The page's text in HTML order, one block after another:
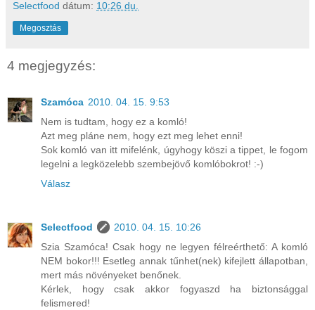
Selectfood dátum: 10:26 du.
Megosztás
4 megjegyzés:
Szamóca 2010. 04. 15. 9:53
Nem is tudtam, hogy ez a komló!
Azt meg pláne nem, hogy ezt meg lehet enni!
Sok komló van itt mifelénk, úgyhogy köszi a tippet, le fogom
legelni a legközelebb szembejövő komlóbokrot! :-)
Válasz
Selectfood
2010. 04. 15. 10:26
Szia Szamóca! Csak hogy ne legyen félreérthető: A komló
NEM bokor!!! Esetleg annak tűnhet(nek) kifejlett állapotban,
mert más növényeket benőnek.
Kérlek, hogy csak akkor fogyaszd ha biztonsággal
felismered!